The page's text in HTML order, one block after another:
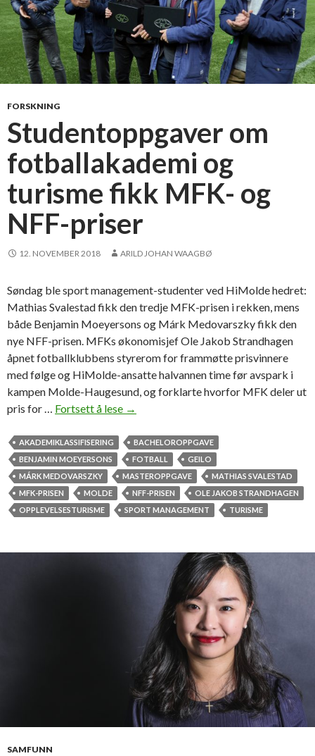
FORSKNING
Studentoppgaver om
fotballakademi og
turisme fikk MFK- og
NFF-priser
12. NOVEMBER 2018 ARILD JOHAN WAAGBØ
Søndag ble sport management-studenter ved HiMolde hedret:
Mathias Svalestad fikk den tredje MFK-prisen i rekken, mens
både Benjamin Moeyersons og Márk Medovarszky fikk den
nye NFF-prisen. MFKs økonomisjef Ole Jakob Strandhagen
åpnet fotballklubbens styrerom for frammøtte prisvinnere
med følge og HiMolde-ansatte halvannen time før avspark i
kampen Molde-Haugesund, og forklarte hvorfor MFK deler ut
pris for … Fortsett å lese S
u
d
e
n
t
t
→
AKADEMIKLASSIFISERING
BACHELOROPPGAVE
BENJAMIN MOEYERSONS
FOTBALL
GEILO
MÁRK MEDOVARSZKY
MASTEROPPGAVE
MATHIAS SVALESTAD
MFK-PRISEN
MOLDE NFF-PRISEN
OLE JAKOB STRANDHAGEN
OPPLEVELSESTURISME
SPORT MANAGEMENT TURISME
SAMFUNN